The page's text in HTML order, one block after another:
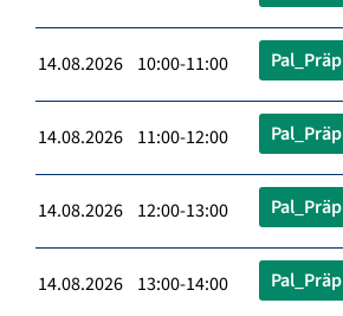
14.08.2026 10:00-11:00 Pal_Präp
14.08.2026 11:00-12:00 Pal_Präp
14.08.2026 12:00-13:00 Pal_Präp
14.08.2026 13:00-14:00 Pal_Präp